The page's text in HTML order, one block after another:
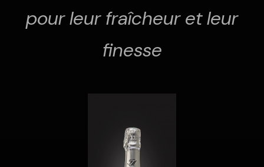
pour leur fraîcheur et leur
finesse